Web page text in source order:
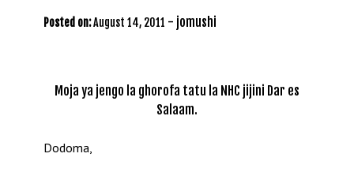
Posted on:August 14, 2011 - jomushi
Moja ya jengo la ghorofa tatu la NHC jijini Dar es
Salaam.
Dodoma,